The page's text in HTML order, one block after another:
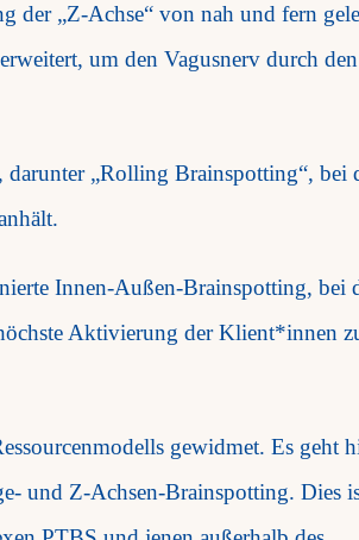
der „Z-Achse“ von nah und fern
um den Vagusnerv durch den
darunter „Rolling Brainspotting“, bei
Innen-Außen-Brainspotting, bei
Aktivierung der Klient*innen
gewidmet. Es geht
und Z-Achsen-Brainspotting. Dies